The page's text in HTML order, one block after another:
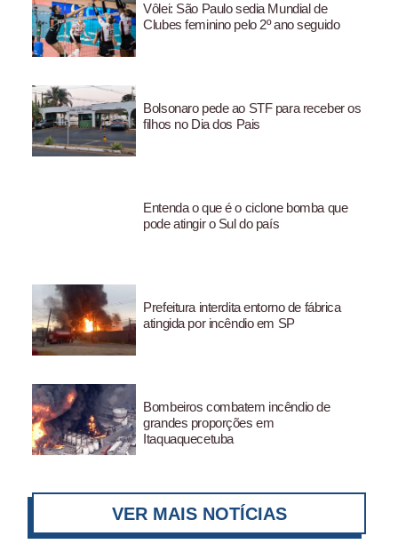
Vôlei: São Paulo sedia Mundial de
Clubes feminino pelo 2º ano seguido
Bolsonaro pede ao STF para receber os
filhos no Dia dos Pais
Entenda o que é o ciclone bomba que
pode atingir o Sul do país
Prefeitura interdita entorno de fábrica
atingida por incêndio em SP
Bombeiros combatem incêndio de
grandes proporções em
Itaquaquecetuba
VER MAIS NOTÍCIAS